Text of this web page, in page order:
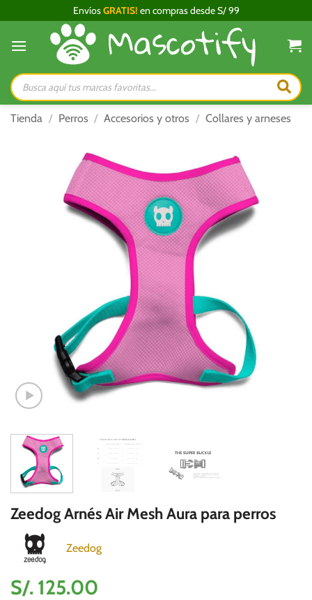
al
contenido
EnvíosGRATIS! en compras desde S/ 99
Búsqueda
de
productos
Tienda / Perros / Accesorios y otros / Collares y arneses
Zeedog Arnés Air Mesh Aura para perros
Zeedog
S/. 125.00